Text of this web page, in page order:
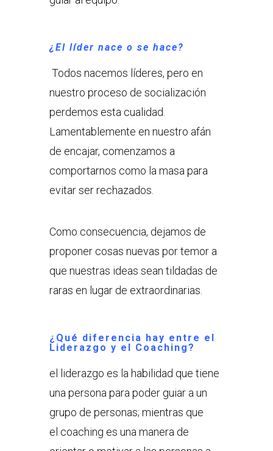
¿El líder nace o se hace?
Todos nacemos líderes, pero en
nuestro proceso de socialización
perdemos esta cualidad.
Lamentablemente en nuestro afán
de encajar, comenzamos a
comportarnos como la masa para
evitar ser rechazados.
Como consecuencia, dejamos de
proponer cosas nuevas por temor a
que nuestras ideas sean tildadas de
raras en lugar de extraordinarias.
¿ Qué diferencia hay entre el
Liderazgo y el Coaching?
el liderazgo es la habilidad que tiene
una persona para poder guiar a un
grupo de personas; mientras que
el coaching es una manera de